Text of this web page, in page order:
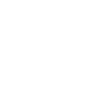
国...